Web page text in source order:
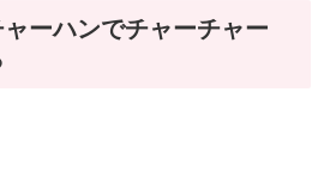
ーハンでチャーチャー